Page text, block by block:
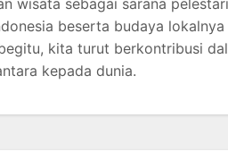
beserta budaya
kita turut berkontribusi
kepada dunia.